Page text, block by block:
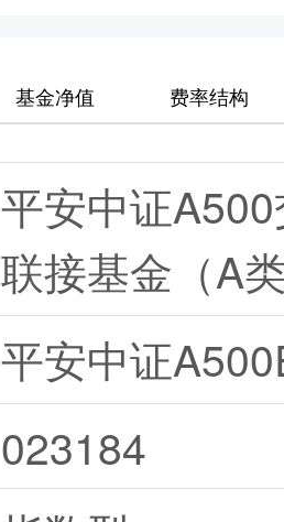
基金净值 费率结构
平安中证
联接基金（A
平安中证
023184